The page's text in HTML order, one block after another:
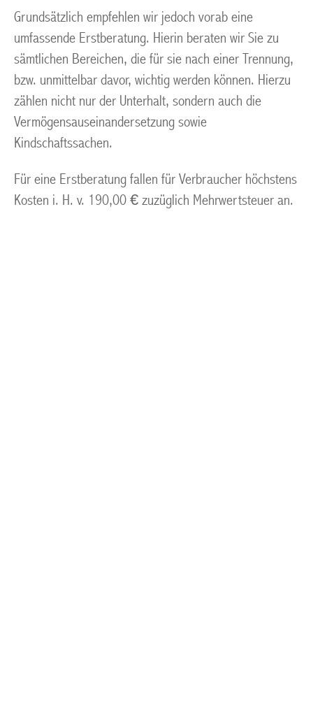
Grundsätzlich empfehlen wir jedoch vorab eine
umfassende Erstberatung. Hierin beraten wir Sie zu
sämtlichen Bereichen, die für sie nach einer Trennung,
bzw. unmittelbar davor, wichtig werden können. Hierzu
zählen nicht nur der Unterhalt, sondern auch die
Vermögensauseinandersetzung sowie
Kindschaftssachen.
Für eine Erstberatung fallen für Verbraucher höchstens
Kosten i. H. v. 190,00 € zuzüglich Mehrwertsteuer an.